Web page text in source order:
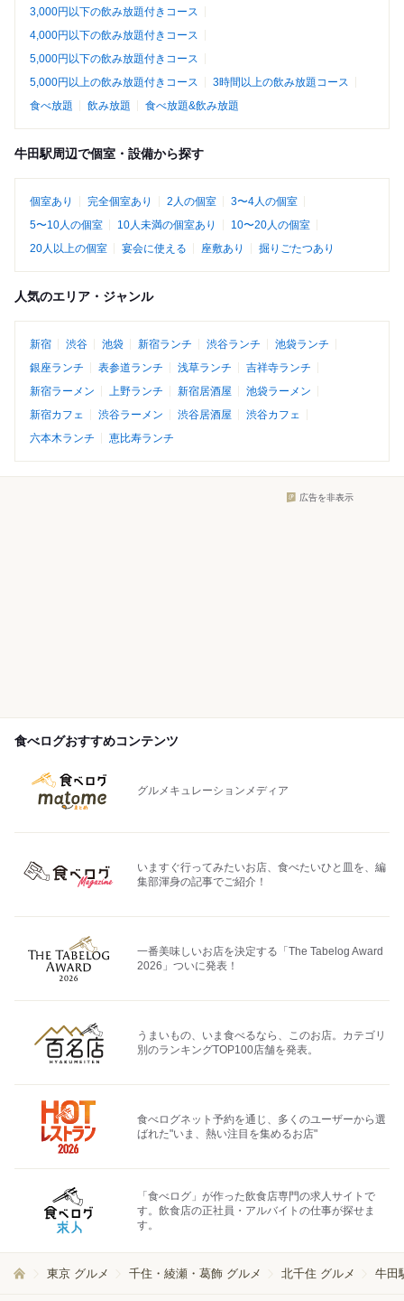
3,000円以下の飲み放題付きコース
4,000円以下の飲み放題付きコース
5,000円以下の飲み放題付きコース
5,000円以上の飲み放題付きコース
3時間以上の飲み放題コース
食べ放題
飲み放題 食べ放題&飲み放題
牛田駅周辺で個室・設備から探す
個室あり 完全個室あり 2人の個室
3〜4人の個室
5〜10人の個室
10人未満の個室あり
10〜20人の個室
20人以上の個室
宴会に使える 座敷あり 掘りごたつあり
人気のエリア・ジャンル
新宿 渋谷 池袋 新宿ランチ 渋谷ランチ
池袋ランチ
銀座ランチ
表参道ランチ 浅草ランチ
吉祥寺ランチ
新宿ラーメン
上野ランチ 新宿居酒屋
池袋ラーメン
新宿カフェ
渋谷ラーメン 渋谷居酒屋
渋谷カフェ
六本木ランチ
恵比寿ランチ
広告を非表示
食べログおすすめコンテンツ
グルメキュレーションメディア
いますぐ行ってみたいお店、食べたいひと皿を、編
集部渾身の記事でご紹介！
一番美味しいお店を決定する「The Tabelog Award
2026」ついに発表！
うまいもの、いま食べるなら、このお店。カテゴリ
別のランキングTOP100店舗を発表。
食べログネット予約を通じ、多くのユーザーから選
ばれた"いま、熱い注目を集めるお店"
「食べログ」が作った飲食店専門の求人サイトで
す。飲食店の正社員・アルバイトの仕事が探せま
す。
東京 グルメ 千住・綾瀬・葛飾 グルメ 北千住 グルメ 牛田